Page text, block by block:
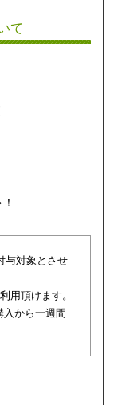
て
！
与対象とさせ
用頂けます。
入から一週間